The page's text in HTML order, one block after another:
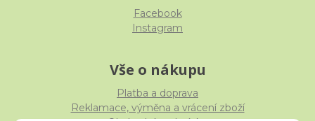
Facebook
Instagram
Vše o nákupu
Platba a doprava
Reklamace, výměna a vrácení zboží